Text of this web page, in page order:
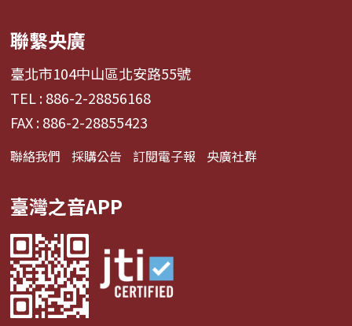
聯繫央廣
臺北市104中山區北安路55號
TEL : 886-2-28856168
FAX : 886-2-28855423
聯絡我們 採購公告 訂閱電子報 央廣社群
臺灣之音APP